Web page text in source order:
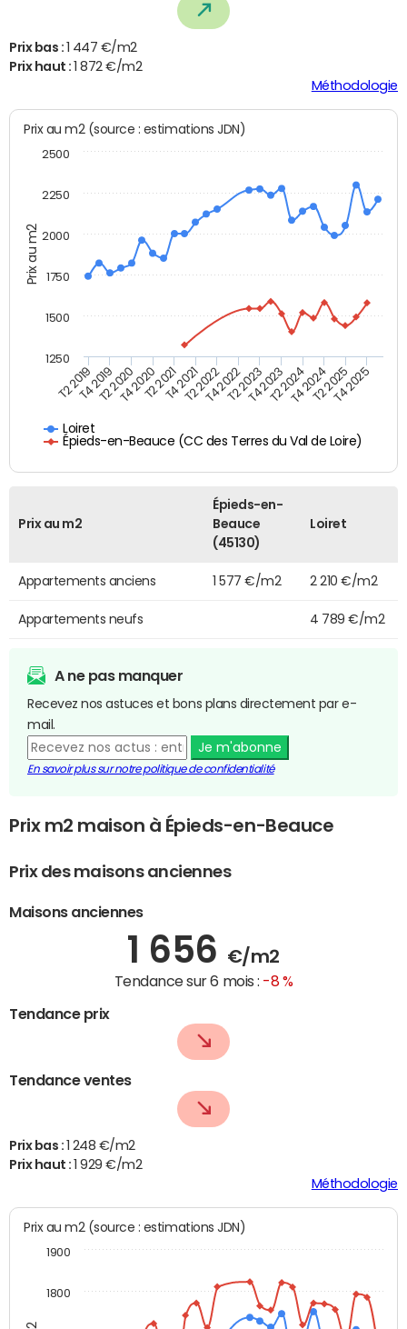
Prix bas : 1 447 €/m2
Prix haut :1 872 €/m2
Méthodologie
Prix au m2
Prix au m2 (source : estimations JDN)
Loiret
Épieds-en-Beauce (CC des Terres du Val de Loire)
T2 2019T4 2019T2 2020T4 2020T2 2021T4 2021T2 2022T4 2022T2 2023T4 2023T2 2024T4 2024T2 2025T4 2025
1250
1500
1750
2000
2250
2500
Prix au m2
Épieds-en-
Beauce
(45130)
Loiret
Appartements anciens 1 577 €/m2 2 210 €/m2
Appartements neufs 4 789 €/m2
A ne pas manquer
Recevez nos astuces et bons plans directement par e-
mail.
Je m'abonne
En savoir plus sur notre politique de confidentialité
Prix m2 maison à Épieds-en-Beauce
Prix des maisons anciennes
Maisons anciennes
1 656 €/m2
Tendance sur 6 mois : -8 %
Tendance prix
Tendance ventes
Prix bas :
1 248 €/m2
Prix haut :
1 929 €/m2
Méthodologie
Prix au m2 (source : estimations JDN)
1800
1900